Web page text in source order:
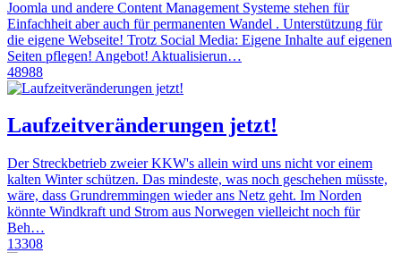
Joomla und andere Content Management Systeme stehen für
Einfachheit aber auch für permanenten Wandel . Unterstützung für
die eigene Webseite! Trotz Social Media: Eigene Inhalte auf eigenen
Seiten pflegen! Angebot! Aktualisierun…
48988
Laufzeitveränderungen jetzt!
Der Streckbetrieb zweier KKW's allein wird uns nicht vor einem
kalten Winter schützen. Das mindeste, was noch geschehen müsste,
wäre, dass Grundremmingen wieder ans Netz geht. Im Norden
könnte Windkraft und Strom aus Norwegen vielleicht noch für
Beh…
13308